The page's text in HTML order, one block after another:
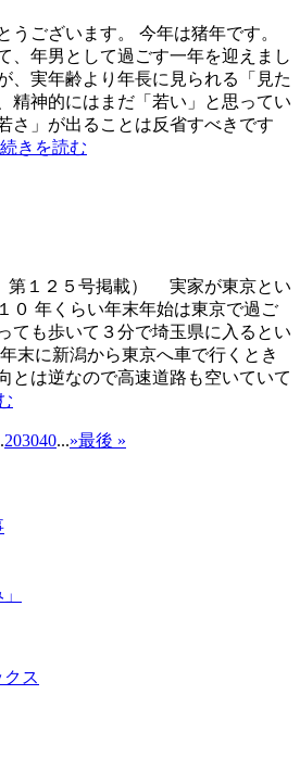
うございます。 今年は猪年です。
、年男として過ごす一年を迎えまし
、実年齢より年長に見られる「見た
精神的にはまだ「若い」と思ってい
さ」が出ることは反省すべきです
続きを読む
１２５号掲載） 実家が東京とい
０ 年くらい年末年始は東京で過ご
ても歩いて３分で埼玉県に入るとい
に新潟から東京へ車で行くとき
とは逆なので高速道路も空いていて
203040...»最後 »
ス